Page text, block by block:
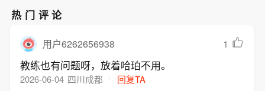
热门评论
用户6262656938 1
教练也有问题呀，放着哈珀不用。
2026-06-04 四川成都 回复TA